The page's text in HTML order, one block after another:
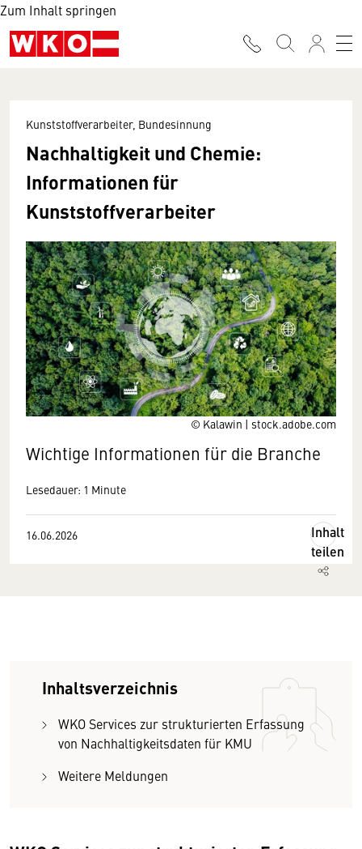
Zum Inhalt springen
© Kalawin | stock.adobe.com
Kunststoffverarbeiter, Bundesinnung
Nachhaltigkeit und Chemie:
Informationen für
Kunststoffverarbeiter
Wichtige Informationen für die Branche
Lesedauer: 1 Minute
16.06.2026
Inhalt
teilen
Inhaltsverzeichnis
WKO Services zur strukturierten Erfassung
von Nachhaltigkeitsdaten für KMU
Weitere Meldungen